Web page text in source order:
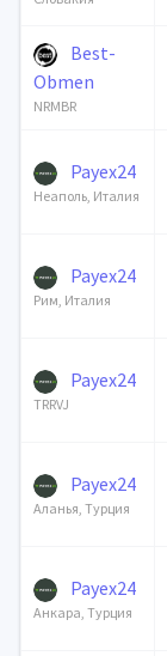
Best-
Obmen
NRMBR
Payex24
Неаполь, Италия
Payex24
Рим, Италия
Payex24
TRRVJ
Payex24
Аланья, Турция
Payex24
Анкара, Турция